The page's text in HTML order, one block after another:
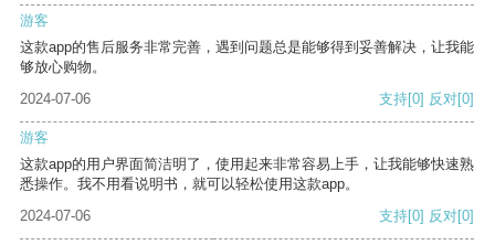
游客
这款app的售后服务非常完善，遇到问题总是能够得到妥善解决，让我能
够放心购物。
2024-07-06
支持[0] 反对[0]
游客
这款app的用户界面简洁明了，使用起来非常容易上手，让我能够快速熟
悉操作。我不用看说明书，就可以轻松使用这款app。
2024-07-06
支持[0] 反对[0]